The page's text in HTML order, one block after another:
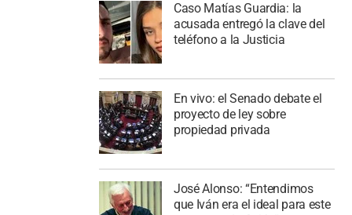
Caso Matías Guardia: la
acusada entregó la clave del
teléfono a la Justicia
En vivo: el Senado debate el
proyecto de ley sobre
propiedad privada
José Alonso: “Entendimos
que Iván era el ideal para este